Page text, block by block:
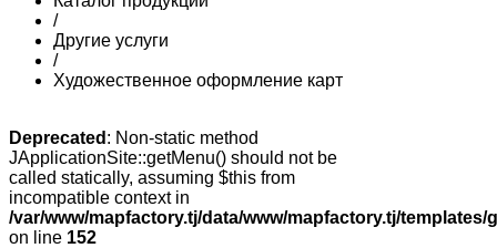
/
Другие услуги
/
Художественное оформление карт
Deprecated : Non-static method
JApplicationSite::getMenu() should not be
called statically, assuming $this from
incompatible context in
/var/www/mapfactory.tj/data/www/mapfactory.tj/
on line 152